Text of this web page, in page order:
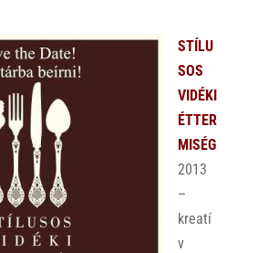
STÍLU
SOS
VIDÉKI
ÉTTER
MISÉG
2013
–
kreatí
v